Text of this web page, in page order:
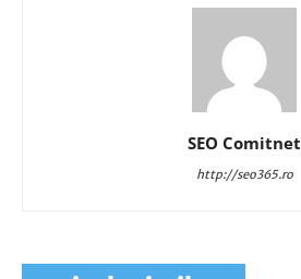
SEO Comitnet
http://seo365.ro